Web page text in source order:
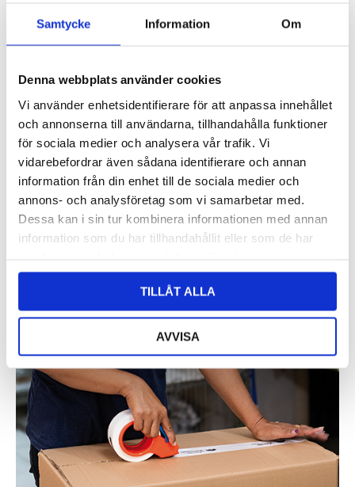
Samtycke Information Om
Denna webbplats använder cookies
Vi använder enhetsidentifierare för att anpassa innehållet
och annonserna till användarna, tillhandahålla funktioner
för sociala medier och analysera vår trafik. Vi
vidarebefordrar även sådana identifierare och annan
information från din enhet till de sociala medier och
annons- och analysföretag som vi samarbetar med.
Dessa kan i sin tur kombinera informationen med annan
information som du har tillhandahållit eller som de har
TILLÅT ALLA
AVVISA
LÄS MER LÄS MER